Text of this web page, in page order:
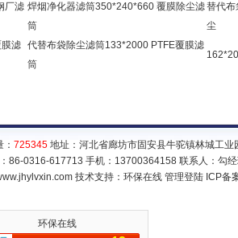
厂滤 焊烟净化器滤筒350*240*660 覆膜除尘滤
筒
替代布
尘
滤 代替布袋除尘滤筒133*2000 PTFE覆膜滤
筒
725345 地址：河北省廊坊市固安县牛驼镇林城工
86-0316-617713 手机：13700364158 联系人：勾
技术支持： 环保在线 管理登陆ICP备
环保在线